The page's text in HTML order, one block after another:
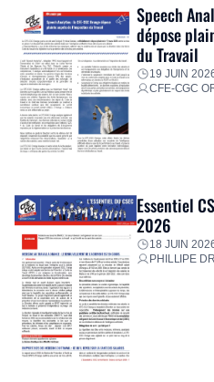
Speech
dépose
du Travail
19 JUIN
CFE-CGC
Essentiel
2026
18 JUIN
PHILLIPE